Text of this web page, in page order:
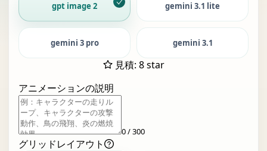
gpt image 2 gemini 3.1 lite
gemini 3 pro gemini 3.1
見積: 8 star
アニメーションの説明
0 / 300
グリッドレイアウト